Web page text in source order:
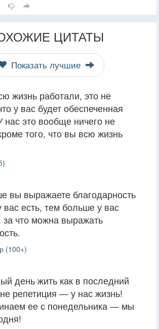
ЦИТАТЫ
Показать лучшие
жизнь работали, это не
у вас будет обеспеченная
нас это вообще ничего не
того, что вы всю жизнь
вы выражаете благодарность
вас есть, тем больше у вас
за что можна выражать
(100+)
день жить как в последний
репетиция — у нас жизнь!
ее с понедельника — мы